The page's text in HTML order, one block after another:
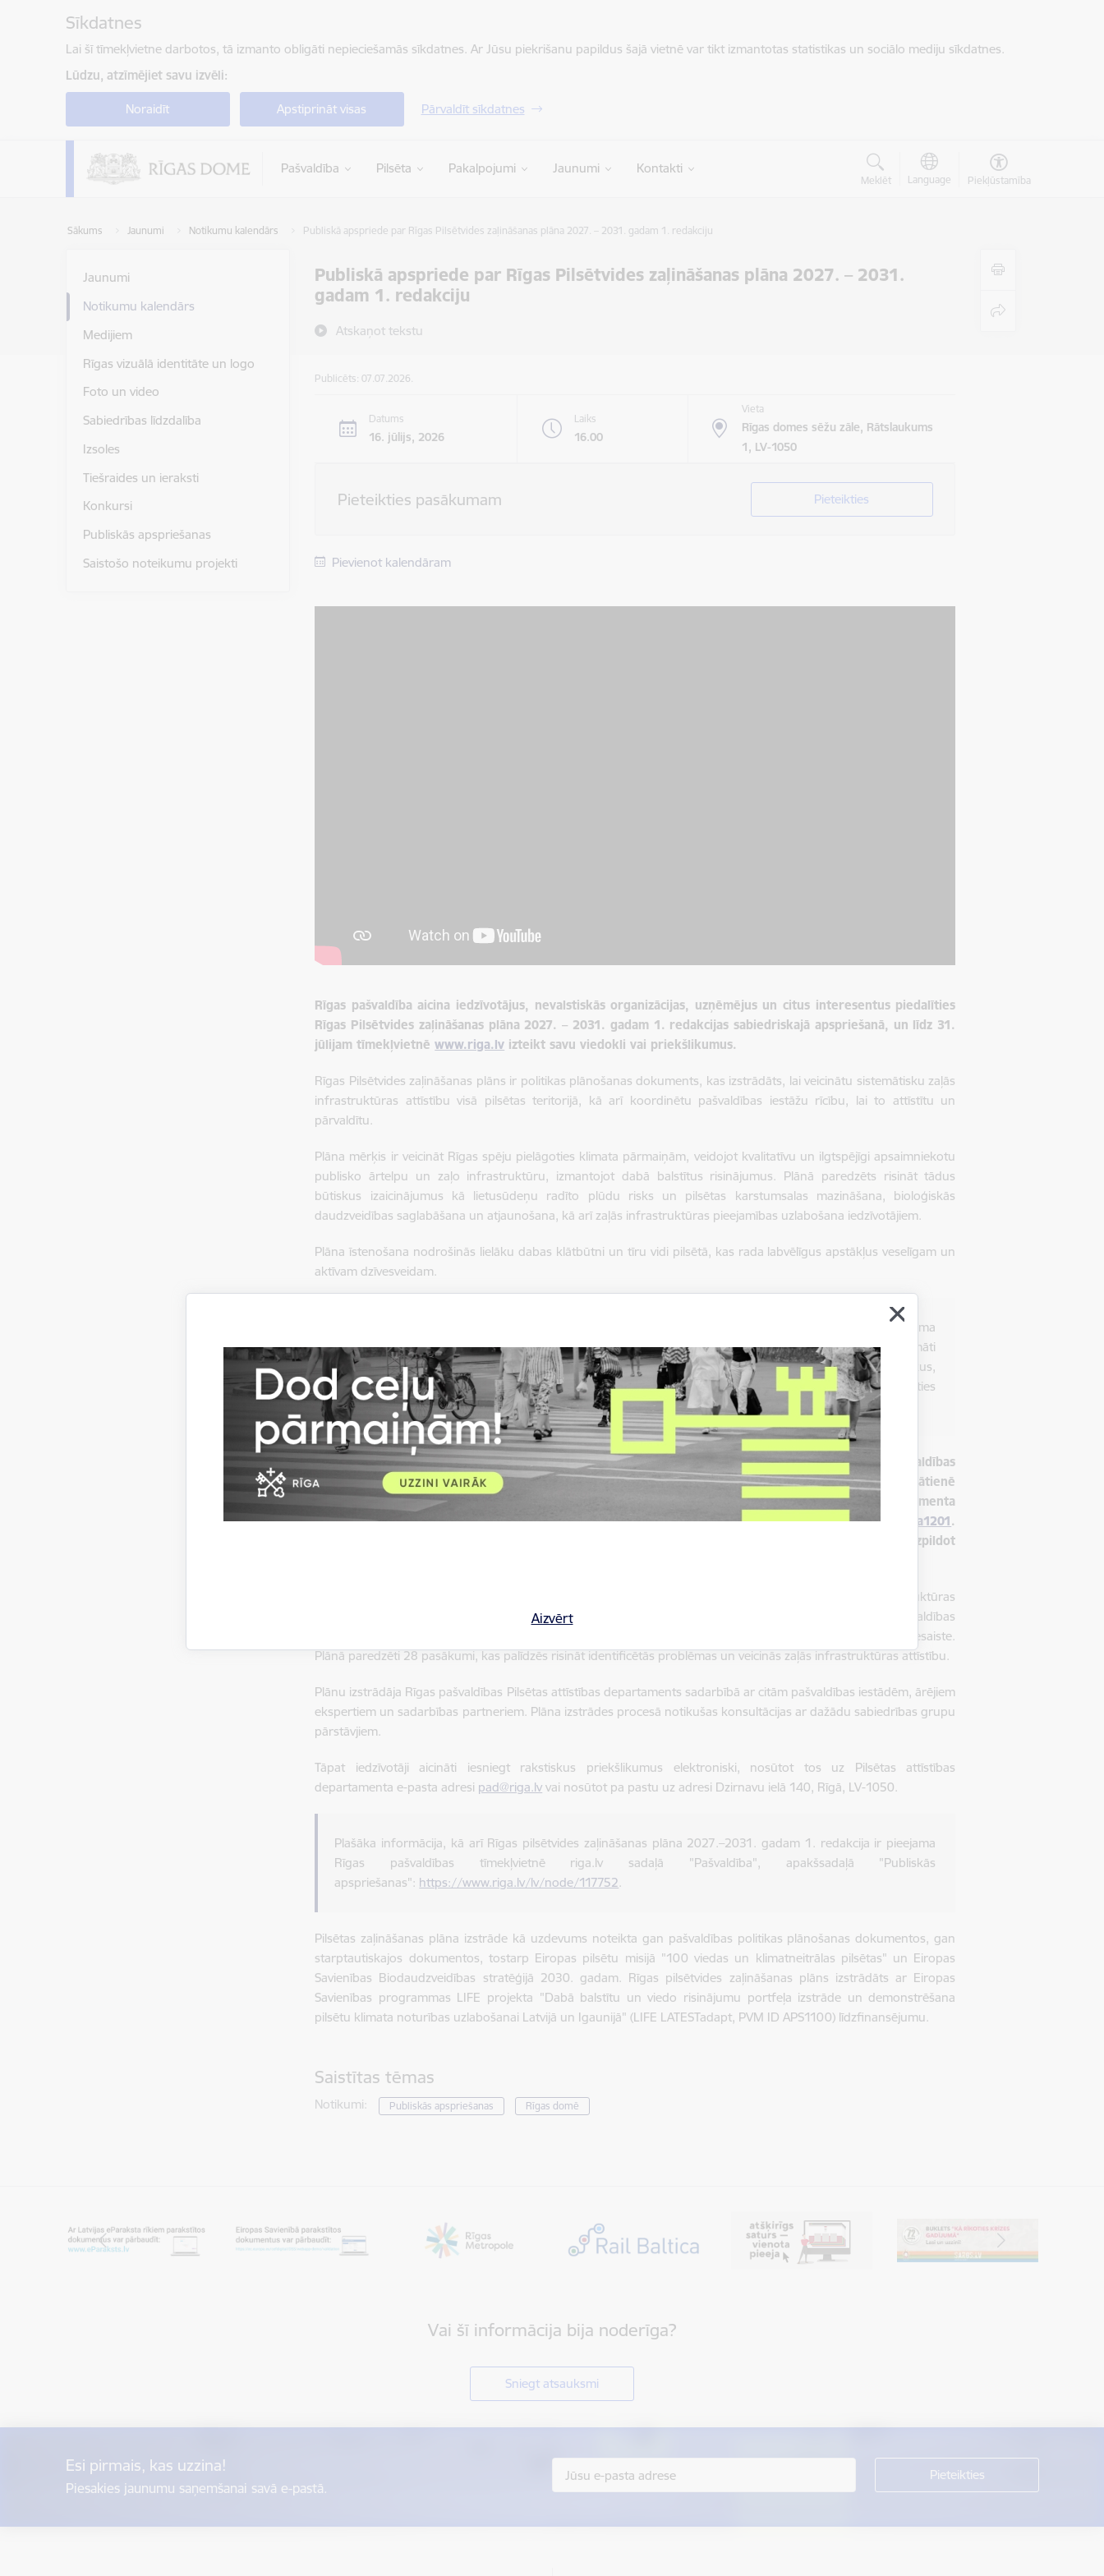
Sīkdatnes
Lai šī tīmekļvietne darbotos, tā izmanto obligāti nepieciešamās sīkdatnes. Ar Jūsu piekrišanu papildus šajā vietnē var tikt izmantotas statistikas un sociālo mediju sīkdatnes.
Lūdzu, atzīmējiet savu izvēli:
Noraidīt Apstiprināt visas Pārvaldīt sīkdatnes
Pašvaldība Pilsēta Pakalpojumi Jaunumi Kontakti
Meklēt Language Piekļūstamība
Sākums Jaunumi Notikumu kalendārs Publiskā apspriede par Rīgas Pilsētvides zaļināšanas plāna 2027. – 2031. gadam 1. redakciju
Publiskā apspriede par Rīgas Pilsētvides zaļināšanas plāna 2027. – 2031.
gadam 1. redakciju
Atskaņot tekstu
Aizvērt
Jaunumi
Notikumu kalendārs
Medijiem
Rīgas vizuālā identitāte un logo
Foto un video
Sabiedrības līdzdalība
Izsoles
Tiešraides un ieraksti
Konkursi
Publiskās apspriešanas
Saistošo noteikumu projekti
Publicēts: 07.07.2026.
Datums
16. jūlijs, 2026
Laiks
16.00
Vieta
Rīgas domes sēžu zāle, Rātslaukums
1, LV-1050
Pieteikties pasākumam Pieteikties
Pievienot kalendāram
Rīgas pašvaldība aicina iedzīvotājus, nevalstiskās organizācijas, uzņēmējus un citus interesentus piedalīties
Rīgas Pilsētvides zaļināšanas plāna 2027. – 2031. gadam 1. redakcijas sabiedriskajā apspriešanā, un līdz 31.
jūlijam tīmekļvietnēwww.riga.lv izteikt savu viedokli vai priekšlikumus.
Rīgas Pilsētvides zaļināšanas plāns ir politikas plānošanas dokuments, kas izstrādāts, lai veicinātu sistemātisku zaļās
infrastruktūras attīstību visā pilsētas teritorijā, kā arī koordinētu pašvaldības iestāžu rīcību, lai to attīstītu un
pārvaldītu.
Plāna mērķis ir veicināt Rīgas spēju pielāgoties klimata pārmaiņām, veidojot kvalitatīvu un ilgtspējīgi apsaimniekotu
publisko ārtelpu un zaļo infrastruktūru, izmantojot dabā balstītus risinājumus. Plānā paredzēts risināt tādus
būtiskus izaicinājumus kā lietusūdeņu radīto plūdu risks un pilsētas karstumsalas mazināšana, bioloģiskās
daudzveidības saglabāšana un atjaunošana, kā arī zaļās infrastruktūras pieejamības uzlabošana iedzīvotājiem.
Plāna īstenošana nodrošinās lielāku dabas klātbūtni un tīru vidi pilsētā, kas rada labvēlīgus apstākļus veselīgam un
aktīvam dzīvesveidam.
Rīgas domes Pilsētas attīstības komitejas vadītājs Edgars Bergholcs uzsver: "Rīgas nākotne nav iedomājama
bez zaļās infrastruktūras un pilsētvides zaļināšanas plāns ir stratēģiski nozīmīgs solis, lai to attīstītu pāromāti
un ilgtspējīgi. Tomēr kvalitatīvu pilsētvidi mēs varam izveidot tikai sadarbojoties, tāpēc aicinu rīdziniekus,
uzņēmējus un nevalstiskās organizācijas būt aktīviem, piedalīties sabiedriskajā apspriešanā un līdzdarboties
plāna pilnveidošanā."
Lai iepazīstinātu ar Rīgas pilsētvides zaļināšanas plāna 2027.–2031. gadam 1. redakciju, Rīgas pašvaldības
Pilsētas attīstības departaments 16. jūlijā plkst. 16.00 rīkos publisko apspriedi, kas norisināsies klātienē
Rīgas domes Sēžu zālē. Apspriede tiks pārraidīta Rīgas pašvaldības Pilsētas attīstības departamenta
tīmekļvietnēwww.rdpad.lv, kā arī pašvaldības Facebook kontā"Rīga attīstās"un YouTube kontā @riga1201.
Lai nodrošinātu piekļuvi apspriedes norises vietai Rātsnamā, aicinām iepriekš reģistrēties, aizpildot
Plāna izstrādes laikā identificēti ar klimata pārmaiņām saistītie riski, kā arī, izvērtējot zaļās infrastruktūras
pieejamību, noteiktas un prioritizētas problēmvietas. Vienlaikus konstatēti arī zaļās infrastruktūras pārvaldības
izaicinājumi, ko ietekmē institucionālā sadrumstalotība, nepietiekami resursi un ierobežota sabiedrības iesaiste.
Plānā paredzēti 28 pasākumi, kas palīdzēs risināt identificētās problēmas un veicinās zaļās infrastruktūras attīstību.
Plānu izstrādāja Rīgas pašvaldības Pilsētas attīstības departaments sadarbībā ar citām pašvaldības iestādēm, ārējiem
ekspertiem un sadarbības partneriem. Plāna izstrādes procesā notikušas konsultācijas ar dažādu sabiedrības grupu
pārstāvjiem.
Tāpat iedzīvotāji aicināti iesniegt rakstiskus priekšlikumus elektroniski, nosūtot tos uz Pilsētas attīstības
departamenta e-pasta adresi pad@riga.lv vai nosūtot pa pastu uz adresi Dzirnavu ielā 140, Rīgā, LV-1050.
Plašāka informācija, kā arī Rīgas pilsētvides zaļināšanas plāna 2027.–2031. gadam 1. redakcija ir pieejama
Rīgas pašvaldības tīmekļvietnē riga.lv sadaļā "Pašvaldība", apakšsadaļā "Publiskās
apspriešanas": https://www.riga.lv/lv/node/117752.
Pilsētas zaļināšanas plāna izstrāde kā uzdevums noteikta gan pašvaldības politikas plānošanas dokumentos, gan
starptautiskajos dokumentos, tostarp Eiropas pilsētu misijā "100 viedas un klimatneitrālas pilsētas" un Eiropas
Savienības Biodaudzveidības stratēģijā 2030. gadam. Rīgas pilsētvides zaļināšanas plāns izstrādāts ar Eiropas
Savienības programmas LIFE projekta "Dabā balstītu un viedo risinājumu portfeļa izstrāde un demonstrēšana
pilsētu klimata noturības uzlabošanai Latvijā un Igaunijā" (LIFE LATESTadapt, PVM ID APS1100) līdzfinansējumu.
Saistītas tēmas
Notikumi: Publiskās apspriešanas Rīgas domē
Vai šī informācija bija noderīga?
Sniegt atsauksmi
Esi pirmais, kas uzzina!
Piesakies jaunumu saņemšanai savā e-pastā.